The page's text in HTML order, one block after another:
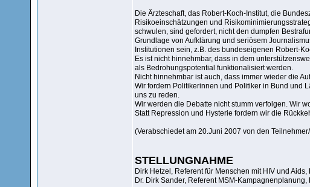
Die Ärzteschaft, das Robert-Koch-Institut, die
Risikoeinschätzungen und
schwulen, sind gefordert, nicht den dumpfen
Grundlage von Aufklärung und seriösem
Institutionen sein, z.B. des bundeseigenen Robert-
Es ist nicht hinnehmbar, dass in dem
als Bedrohungspotential funktionalisiert werden.
Nicht hinnehmbar ist auch, dass immer wieder die
Wir fordern Politikerinnen und Politiker in Bund und
uns zu reden.
Wir werden die Debatte nicht stumm verfolgen. Wir
Statt Repression und Hysterie fordern wir die
(Verabschiedet am 20.Juni 2007 von den
STELLUNGNAHME
Dirk Hetzel, Referent für Menschen mit HIV und Aids,
Dr. Dirk Sander, Referent MSM-Kampagnenplanung,